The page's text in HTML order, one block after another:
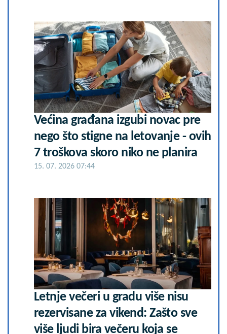
Većina građana izgubi novac pre
nego što stigne na letovanje - ovih
7 troškova skoro niko ne planira
15. 07. 2026 07:44
Letnje večeri u gradu više nisu
rezervisane za vikend: Zašto sve
više ljudi bira večeru koja se